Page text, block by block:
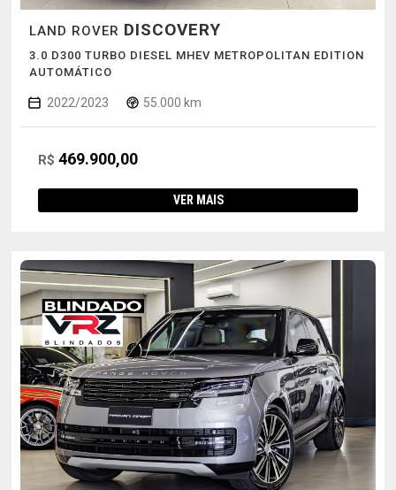
LAND ROVER DISCOVERY
3.0 D300 TURBO DIESEL MHEV METROPOLITAN EDITION
AUTOMÁTICO
2022/2023 55.000 km
R$ 469.900,00
VER MAIS